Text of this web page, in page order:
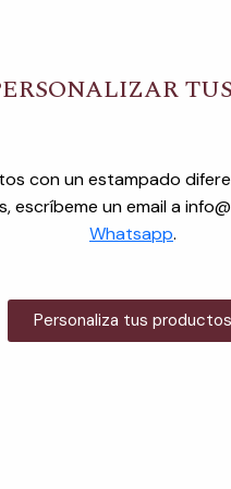
con un estampado
escríbeme un email a
Whatsapp.
Personaliza tus productos